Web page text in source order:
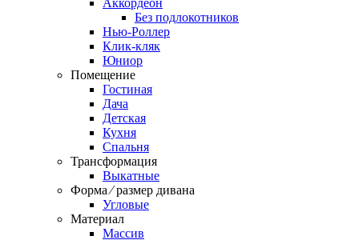
Аккордеон
Без подлокотников
Нью-Роллер
Клик-кляк
Юниор
Помещение
Гостиная
Дача
Детская
Кухня
Спальня
Трансформация
Выкатные
Форма ⁄ размер дивана
Угловые
Материал
Массив